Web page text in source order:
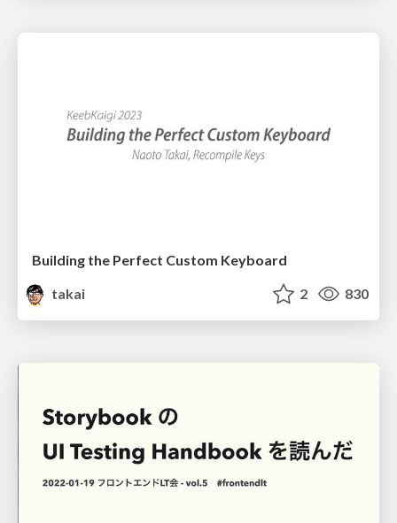
Building the Perfect Custom Keyboard
takai
2 830